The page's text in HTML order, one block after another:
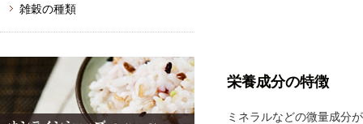
栄養成分の特徴
ミネラルなどの微量成分
雑穀の種類